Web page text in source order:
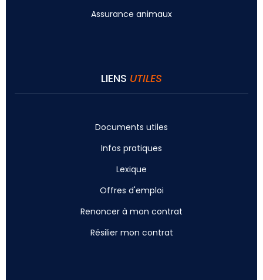
Assurance animaux
LIENS UTILES
Documents utiles
Infos pratiques
Lexique
Offres d'emploi
Renoncer à mon contrat
Résilier mon contrat